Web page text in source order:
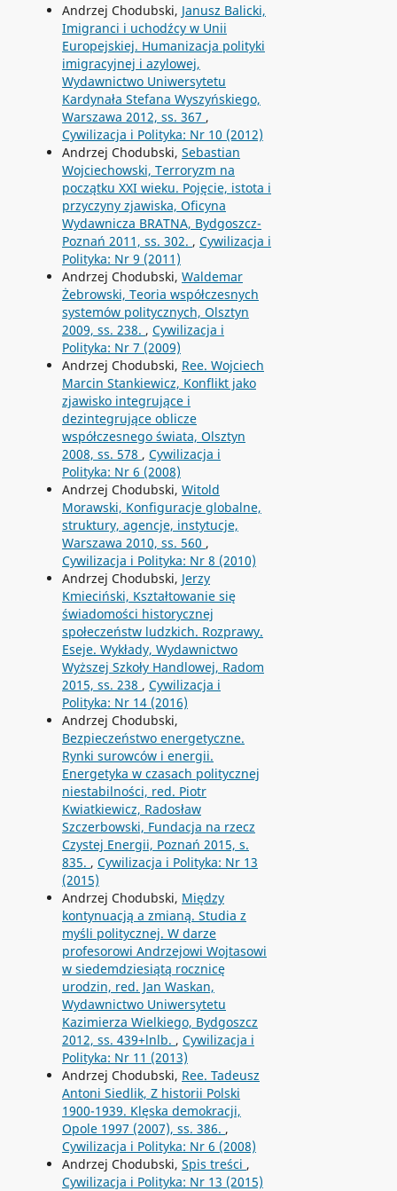
Andrzej Chodubski, Janusz Balicki,
Imigranci i uchodźcy w Unii
Europejskiej. Humanizacja polityki
imigracyjnej i azylowej,
Wydawnictwo Uniwersytetu
Kardynała Stefana Wyszyńskiego,
Warszawa 2012, ss. 367 ,
Cywilizacja i Polityka: Nr 10 (2012)
Andrzej Chodubski, Sebastian
Wojciechowski, Terroryzm na
początku XXI wieku. Pojęcie, istota i
przyczyny zjawiska, Oficyna
Wydawnicza BRATNA, Bydgoszcz-
Poznań 2011, ss. 302. , Cywilizacja i
Polityka: Nr 9 (2011)
Andrzej Chodubski, Waldemar
Żebrowski, Teoria współczesnych
systemów politycznych, Olsztyn
2009, ss. 238. , Cywilizacja i
Polityka: Nr 7 (2009)
Andrzej Chodubski, Ree. Wojciech
Marcin Stankiewicz, Konflikt jako
zjawisko integrujące i
dezintegrujące oblicze
współczesnego świata, Olsztyn
2008, ss. 578 , Cywilizacja i
Polityka: Nr 6 (2008)
Andrzej Chodubski, Witold
Morawski, Konfiguracje globalne,
struktury, agencje, instytucje,
Warszawa 2010, ss. 560 ,
Cywilizacja i Polityka: Nr 8 (2010)
Andrzej Chodubski, Jerzy
Kmieciński, Kształtowanie się
świadomości historycznej
społeczeństw ludzkich. Rozprawy.
Eseje. Wykłady, Wydawnictwo
Wyższej Szkoły Handlowej, Radom
2015, ss. 238 , Cywilizacja i
Polityka: Nr 14 (2016)
Andrzej Chodubski,
Bezpieczeństwo energetyczne.
Rynki surowców i energii.
Energetyka w czasach politycznej
niestabilności, red. Piotr
Kwiatkiewicz, Radosław
Szczerbowski, Fundacja na rzecz
Czystej Energii, Poznań 2015, s.
835. , Cywilizacja i Polityka: Nr 13
(2015)
Andrzej Chodubski, Między
kontynuacją a zmianą. Studia z
myśli politycznej. W darze
profesorowi Andrzejowi Wojtasowi
w siedemdziesiątą rocznicę
urodzin, red. Jan Waskan,
Wydawnictwo Uniwersytetu
Kazimierza Wielkiego, Bydgoszcz
2012, ss. 439+lnlb. , Cywilizacja i
Polityka: Nr 11 (2013)
Andrzej Chodubski, Ree. Tadeusz
Antoni Siedlik, Z historii Polski
1900-1939. Klęska demokracji,
Opole 1997 (2007), ss. 386. ,
Cywilizacja i Polityka: Nr 6 (2008)
Andrzej Chodubski, Spis treści ,
Cywilizacja i Polityka: Nr 13 (2015)